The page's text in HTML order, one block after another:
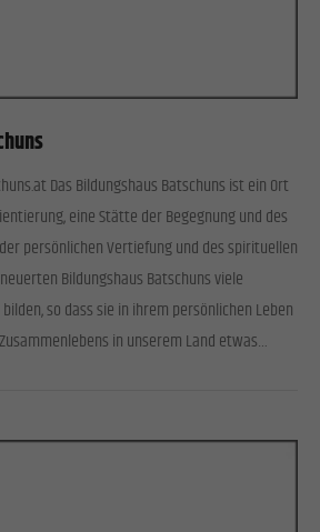
Das Bildungshaus Batschuns ist ein Ort
eine Stätte der Begegnung und des
persönlichen Vertiefung und des spirituellen
Bildungshaus Batschuns viele
so dass sie in ihrem persönlichen Leben
in unserem Land etwas…